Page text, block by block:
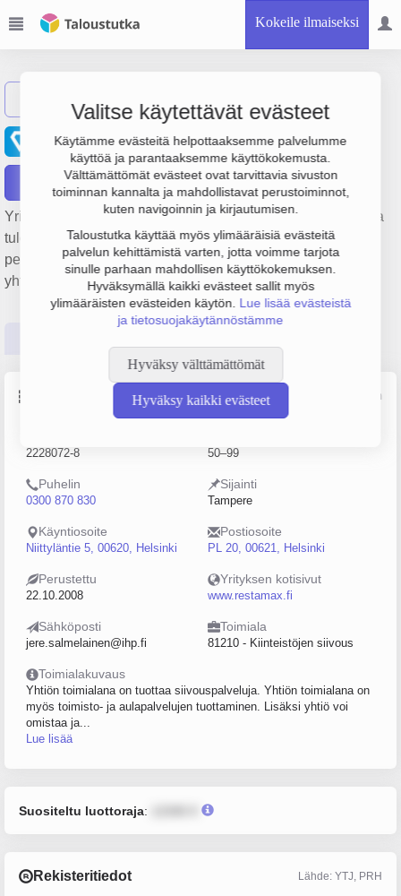
Kokeile ilmaiseksi
Valitse käytettävät evästeet
Käytämme evästeitä helpottaaksemme palvelumme
käyttöä ja parantaaksemme käyttökokemusta.
Välttämättömät evästeet ovat tarvittavia sivuston
toiminnan kannalta ja mahdollistavat perustoiminnot,
kuten navigoinnin ja kirjautumisen.
Taloustutka käyttää myös ylimääräisiä evästeitä
palvelun kehittämistä varten, jotta voimme tarjota
sinulle parhaan mahdollisen käyttökokemuksen.
Hyväksymällä kaikki evästeet sallit myös
ylimääräisten evästeiden käytön. Lue lisää evästeistä
ja tietosuojakäytännöstämme
Hyväksy välttämättömät
Hyväksy kaikki evästeet
Max Siivouspalvelut Oy
Raportit
Yrityksen Max Siivouspalvelut Oy liikevaihto on 4.1 milj. € ja
tulos 672 000 €. Sen päätoimiala on Kiinteistöjen siivous,
perustamisvuosi 2008 ja sijainti Tampere. Yrityksen
yhtiömuoto Osakeyhtiö (OY).
Lähde: YTJ, PRH, Traficom
2228072-8 50–99
Puhelin
0300 870 830
Sijainti
Tampere
Käyntiosoite
Niittyläntie 5, 00620, Helsinki
Postiosoite
PL 20, 00621, Helsinki
Perustettu
22.10.2008
Yrityksen kotisivut
www.restamax.fi
Sähköposti
jere.salmelainen@ihp.fi
Toimiala
81210 - Kiinteistöjen siivous
Toimialakuvaus
Yhtiön toimialana on tuottaa siivouspalveluja. Yhtiön toimialana on
myös toimisto- ja aulapalvelujen tuottaminen. Lisäksi yhtiö voi
omistaa ja...
Lue lisää
Suositeltu luottoraja:
Rekisteritiedot Lähde: YTJ, PRH